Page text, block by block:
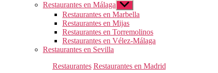
Restaurantes en Málaga Mostrar
el
submenú
Restaurantes en Marbella
Restaurantes en Mijas
Restaurantes en Torremolinos
Restaurantes en Vélez-Málaga
Restaurantes en Sevilla
Categorías
Restaurantes Restaurantes en Madrid